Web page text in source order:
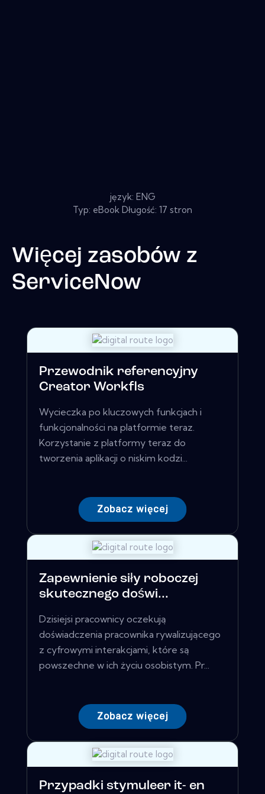
język: ENG
Typ: eBook Długość: 17 stron
Więcej zasobów z
ServiceNow
Przewodnik referencyjny
Creator Workfls
Wycieczka po kluczowych funkcjach i
funkcjonalności na platformie teraz.
Korzystanie z platformy teraz do
tworzenia aplikacji o niskim kodzi...
Zobacz więcej
Zapewnienie siły roboczej
skutecznego doświ...
Dzisiejsi pracownicy oczekują
doświadczenia pracownika rywalizującego
z cyfrowymi interakcjami, które są
powszechne w ich życiu osobistym. Pr...
Zobacz więcej
Przypadki stymuleer it- en